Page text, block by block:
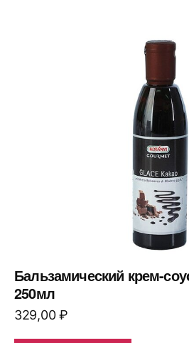
Бальзамический крем-
250мл
329,00₽